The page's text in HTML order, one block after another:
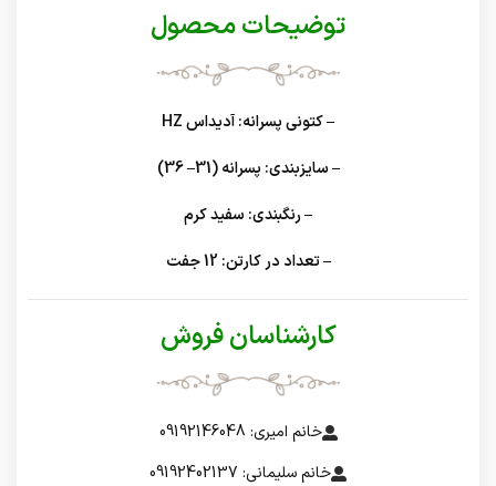
توضیحات محصول
– کتونی پسرانه: آدیداس HZ
– سایزبندی: پسرانه (31– 36)
– رنگبندی: سفید کرم
– تعداد در کارتن: 12 جفت
کارشناسان فروش
خانم امیری: 09192146048
خانم سلیمانی: 09192402137